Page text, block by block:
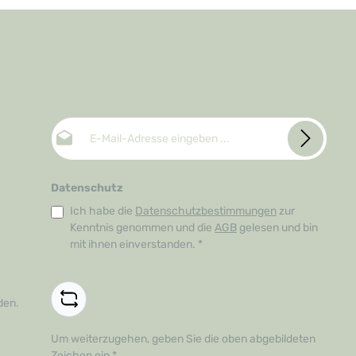
E-Mail-Adresse*
Datenschutz
Ich habe die Datenschutzbestimmungen zur
Kenntnis genommen und die AGB gelesen und bin
mit ihnen einverstanden. *
Um weiterzugehen, geben Sie die oben abgebildeten